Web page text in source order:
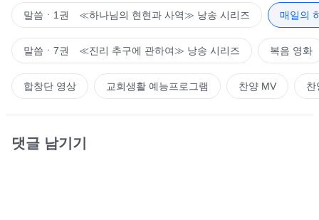
말씀ㆍ1권 ≪하나님의 현현과 사역≫ 낭송 시리즈 매일의
말씀ㆍ7권 ≪진리 추구에 관하여≫ 낭송 시리즈 복음 영화
합창단 영상 교회생활 예능프로그램 찬양 MV 찬
댓글 남기기